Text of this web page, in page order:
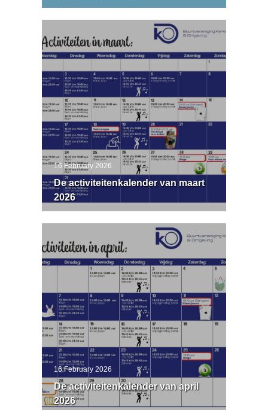
16 February 2026
De activiteitenkalender van maart
2026
16 February 2026
De activiteitenkalender van april
2026